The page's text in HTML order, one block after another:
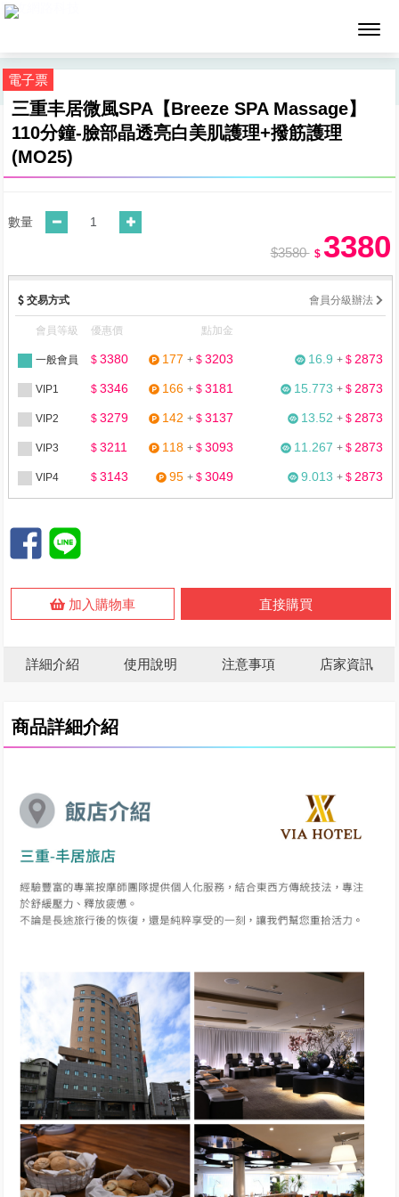
墨攻網路科技
電子票
三重丰居微風SPA【Breeze SPA Massage】
110分鐘-臉部晶透亮白美肌護理+撥筋護理
(MO25)
數量
$3580 $ 3380
交易方式 會員分級辦法
會員等級 優惠價 點加金
一般會員 $ 3380 177 + $ 3203 16.9 + $ 2873
VIP1 $ 3346 166 + $ 3181 15.773 + $ 2873
VIP2 $ 3279 142 + $ 3137 13.52 + $ 2873
VIP3 $ 3211 118 + $ 3093 11.267 + $ 2873
VIP4 $ 3143 95 + $ 3049 9.013 + $ 2873
直接購買
加入購物車
詳細介紹 使用說明 注意事項 店家資訊
商品詳細介紹